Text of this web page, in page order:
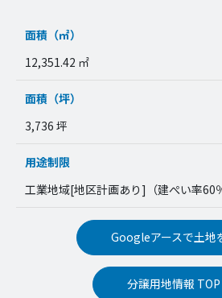
面積（㎡）
12,351.42 ㎡
面積（坪）
3,736 坪
用途制限
工業地域[地区計画あり]（建ぺい率60
Googleアースで土地
分譲用地情報